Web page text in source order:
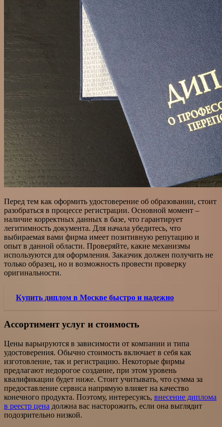
Перед тем как оформить удостоверение об образовании, стоит
разобраться в процессе регистрации. Основной момент –
наличие корректных данных в базе, что гарантирует
легитимность документа. Для начала убедитесь, что
выбираемая вами фирма имеет позитивную репутацию и
опыт в данной области. Проверяйте, какие механизмы
используются для оформления. Заказчик должен получить не
только образец, но и возможность провести проверку
оригинальности.
Купить диплом в Москве быстро и надежно
Ассортимент услуг и стоимость
Цены варьируются в зависимости от компании и типа
удостоверения. Обычно стоимость включает в себя как
изготовление, так и регистрацию. Некоторые фирмы
предлагают недорогоe создание, при этом уровень
квалификации будет ниже. Стоит учитывать, что сумма за
предоставление сервиса напрямую влияет на качество
конечного продукта. Поэтому, интересуясь, внесение диплома
в реестр цена должна вас насторожить, если она выглядит
подозрительно низкой.